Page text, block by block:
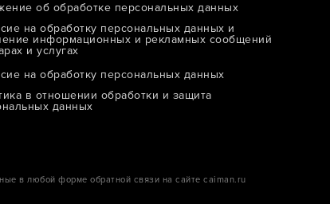
об обработке персональных данных
на обработку персональных данных и
информационных и рекламных сообщений
и услугах
на обработку персональных данных
в отношении обработки и защитa
данных
в любой форме обратной связи на сайте caiman.ru